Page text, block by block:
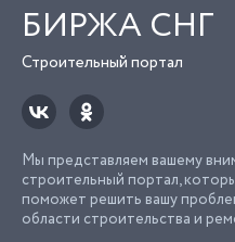
БИРЖА СНГ
Строительный портал
Мы представляем вашему
строительный портал,
поможет решить вашу
области строительства и